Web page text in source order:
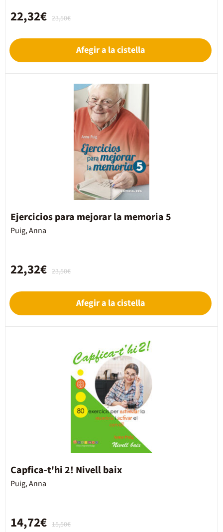
23,50€
22,32€
Afegir a la cistella
Ejercicios para mejorar la memoria 5
Puig, Anna
23,50€
22,32€
Afegir a la cistella
Capfica-t'hi 2! Nivell baix
Puig, Anna
15,50€
14,72€